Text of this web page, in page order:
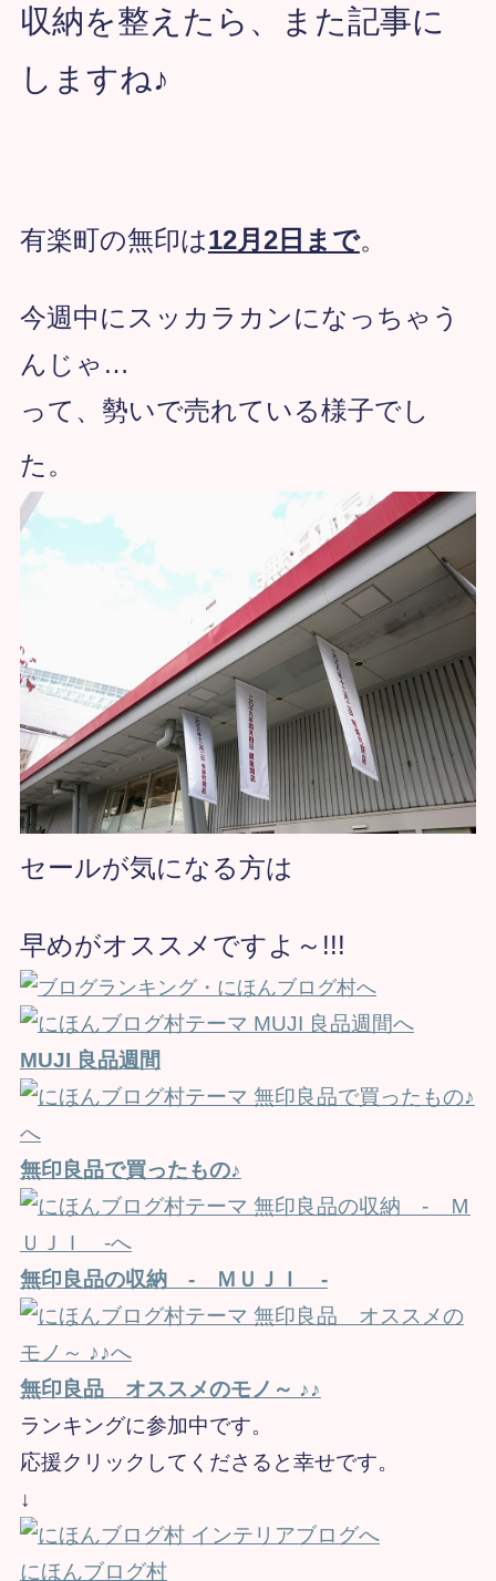
収納を整えたら、また記事に
しますね♪
有楽町の無印は12月2日まで。
今週中にスッカラカンになっちゃう
んじゃ…
って、勢いで売れている様子でし
た。
セールが気になる方は
早めがオススメですよ～!!!
MUJI 良品週間
無印良品で買ったもの♪
無印良品の収納 - ＭＵＪＩ -
無印良品 オススメのモノ～ ♪♪
ランキングに参加中です。
応援クリックしてくださると幸せです。
↓
にほんブログ村